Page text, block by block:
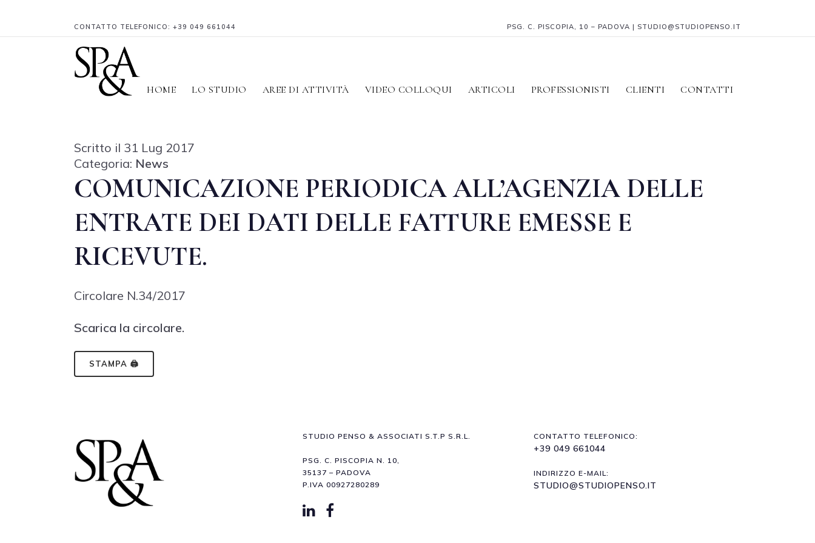
CONTATTO TELEFONICO: +39 049 661044 PSG. C. PISCOPIA, 10 – PADOVA | STUDIO@STUDIOPENSO.IT
HOME LO STUDIO AREE DI ATTIVITÀ VIDEO COLLOQUI ARTICOLI PROFESSIONISTI CLIENTI CONTATTI
Scritto il 31 Lug 2017
Categoria: News
COMUNICAZIONE PERIODICA ALL’AGENZIA DELLE
ENTRATE DEI DATI DELLE FATTURE EMESSE E
RICEVUTE.
Circolare N.34/2017
Scarica la circolare.
STAMPA 🖨
STUDIO PENSO & ASSOCIATI S.T.P S.R.L.
PSG. C. PISCOPIA N. 10,
35137 – PADOVA
P.IVA 00927280289
CONTATTO TELEFONICO:
+39 049 661044
INDIRIZZO E-MAIL:
STUDIO@STUDIOPENSO.IT